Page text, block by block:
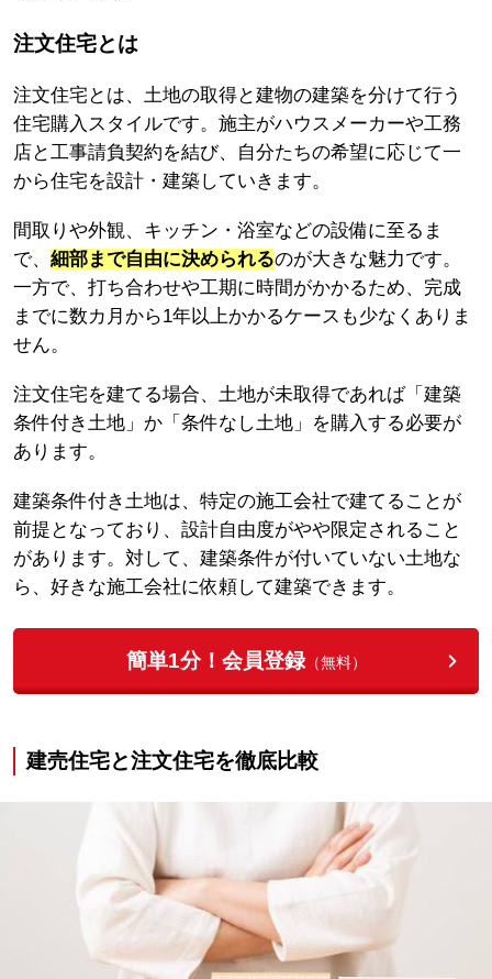
注文住宅とは
注文住宅とは、土地の取得と建物の建築を分けて行う
住宅購入スタイルです。施主がハウスメーカーや工務
店と工事請負契約を結び、自分たちの希望に応じて一
から住宅を設計・建築していきます。
間取りや外観、キッチン・浴室などの設備に至るま
で、 細部まで自由に決められるのが大きな魅力です。
一方で、打ち合わせや工期に時間がかかるため、完成
までに数カ月から1年以上かかるケースも少なくありま
せん。
注文住宅を建てる場合、土地が未取得であれば「建築
条件付き土地」か「条件なし土地」を購入する必要が
あります。
建築条件付き土地は、特定の施工会社で建てることが
前提となっており、設計自由度がやや限定されること
があります。対して、建築条件が付いていない土地な
ら、好きな施工会社に依頼して建築できます。
簡単1分！会員登録（無料）
建売住宅と注文住宅を徹底比較